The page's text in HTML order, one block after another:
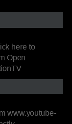
here to
Open
www.youtube-